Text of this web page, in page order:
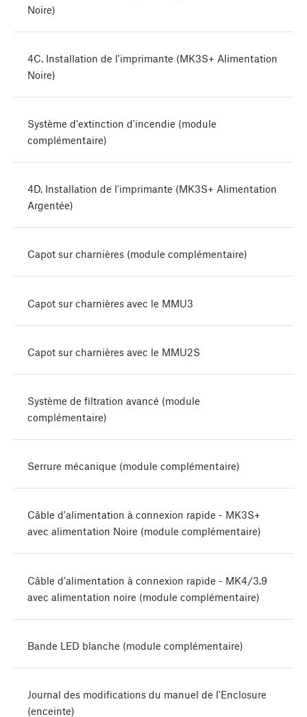
Noire)
4C. Installation de l'imprimante (MK3S+ Alimentation
Noire)
Système d'extinction d'incendie (module
complémentaire)
4D. Installation de l'imprimante (MK3S+ Alimentation
Argentée)
Capot sur charnières (module complémentaire)
Capot sur charnières avec le MMU3
Capot sur charnières avec le MMU2S
Système de filtration avancé (module
complémentaire)
Serrure mécanique (module complémentaire)
Câble d'alimentation à connexion rapide - MK3S+
avec alimentation Noire (module complémentaire)
Câble d'alimentation à connexion rapide - MK4/3.9
avec alimentation noire (module complémentaire)
Bande LED blanche (module complémentaire)
Journal des modifications du manuel de l'Enclosure
(enceinte)